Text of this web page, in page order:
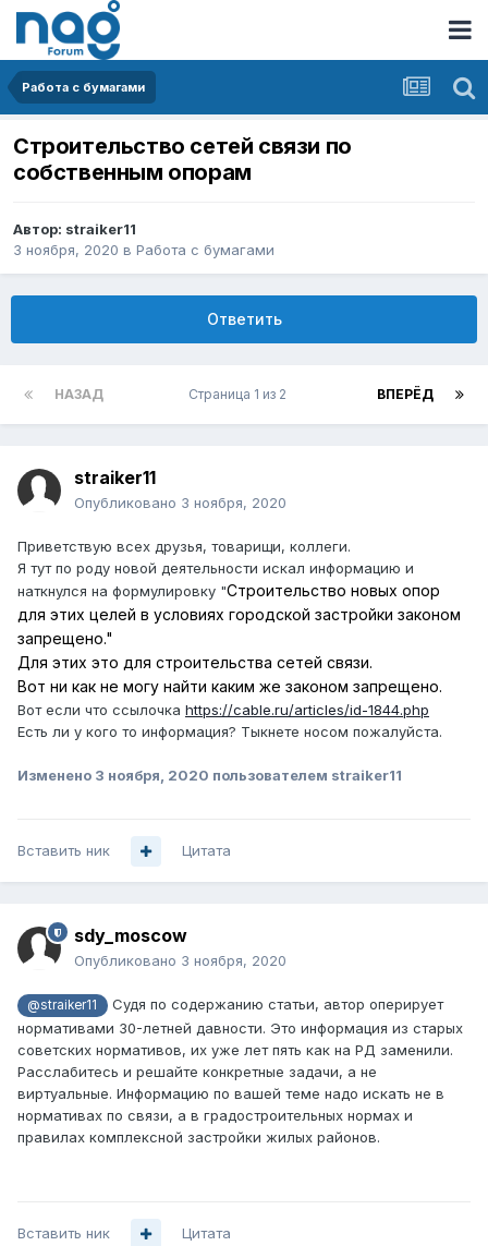
Работа с бумагами
Строительство сетей связи по
собственным опорам
Автор: straiker11
3 ноября, 2020 в Работа с бумагами
Ответить
НАЗАД ВПЕРЁД
Страница 1 из 2
straiker11
Опубликовано 3 ноября, 2020
Приветствую всех друзья, товарищи, коллеги.
Я тут по роду новой деятельности искал информацию и
наткнулся на формулировку "Строительство новых опор
для этих целей в условиях городской застройки законом
запрещено."
Для этих это для строительства сетей связи.
Вот ни как не могу найти каким же законом запрещено.
Вот если что ссылочка https://cable.ru/articles/id-1844.php
Есть ли у кого то информация? Тыкнете носом пожалуйста.
Изменено 3 ноября, 2020 пользователем straiker11
Вставить ник Цитата
sdy_moscow
Опубликовано 3 ноября, 2020
@straiker11
Судя по содержанию статьи, автор оперирует
нормативами 30-летней давности. Это информация из старых
советских нормативов, их уже лет пять как на РД заменили.
Расслабитесь и решайте конкретные задачи, а не
виртуальные. Информацию по вашей теме надо искать не в
нормативах по связи, а в градостроительных нормах и
правилах комплексной застройки жилых районов.
Вставить ник Цитата